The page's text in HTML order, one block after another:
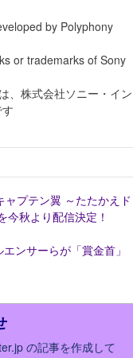
by Polyphony
or trademarks of Sony
、株式会社ソニー・イン
プテン翼 ～たたかえ
今秋より配信決定！
ンサーらが「賞金首」
の記事を作成して